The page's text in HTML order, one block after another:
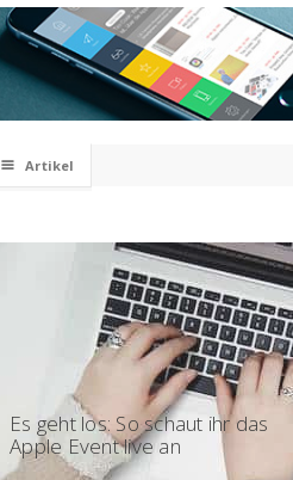
☰ Artikel
18:02 - Keynote
Es geht los: So schaut ihr das
Apple Event live an